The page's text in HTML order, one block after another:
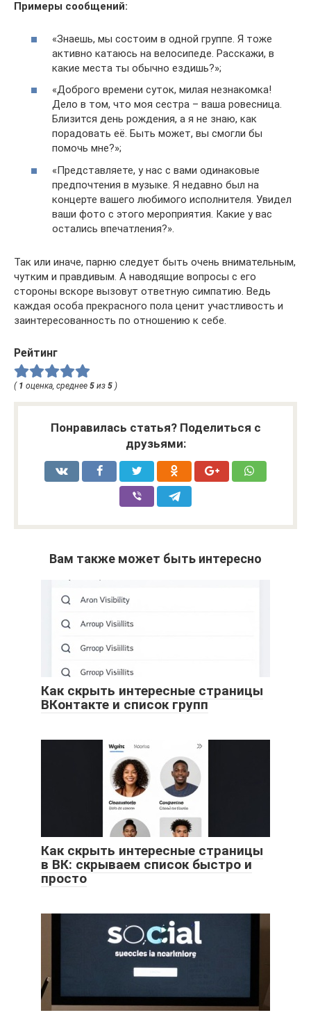
Примеры сообщений:
«Знаешь, мы состоим в одной группе. Я тоже
активно катаюсь на велосипеде. Расскажи, в
какие места ты обычно ездишь?»;
«Доброго времени суток, милая незнакомка!
Дело в том, что моя сестра – ваша ровесница.
Близится день рождения, а я не знаю, как
порадовать её. Быть может, вы смогли бы
помочь мне?»;
«Представляете, у нас с вами одинаковые
предпочтения в музыке. Я недавно был на
концерте вашего любимого исполнителя. Увидел
ваши фото с этого мероприятия. Какие у вас
остались впечатления?».
Так или иначе, парню следует быть очень внимательным,
чутким и правдивым. А наводящие вопросы с его
стороны вскоре вызовут ответную симпатию. Ведь
каждая особа прекрасного пола ценит участливость и
заинтересованность по отношению к себе.
Рейтинг
( 1 оценка, среднее 5 из 5 )
Понравилась статья? Поделиться с
друзьями:
Вам также может быть интересно
Как скрыть интересные страницы
ВКонтакте и список групп
Как скрыть интересные страницы
в ВК: скрываем список быстро и
просто